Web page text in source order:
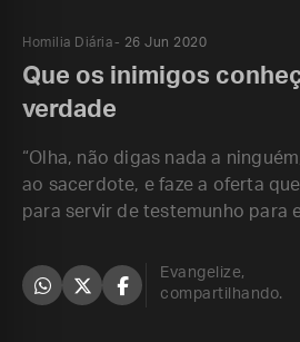
Homilia Diária 26 Jun 2020
Que os inimigos
verdade
“Olha, não digas nada a
ao sacerdote, e faze a oferta
para servir de testemunho para
Evangelize,
compartilhando.